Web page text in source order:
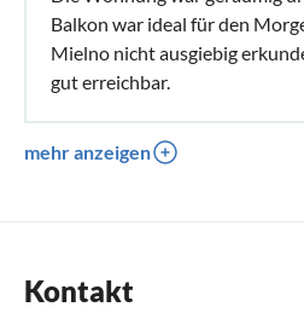
Balkon war ideal für den
Mielno nicht ausgiebig
gut erreichbar.
mehr anzeigen
Kontakt